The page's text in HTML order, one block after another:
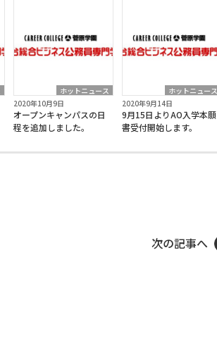
ホットニュース
2020年10月9日
オープンキャンパスの日
程を追加しました。
ホットニュース
2020年9月14日
9月15日よりAO入学本願
書受付開始します。
次の記事へ